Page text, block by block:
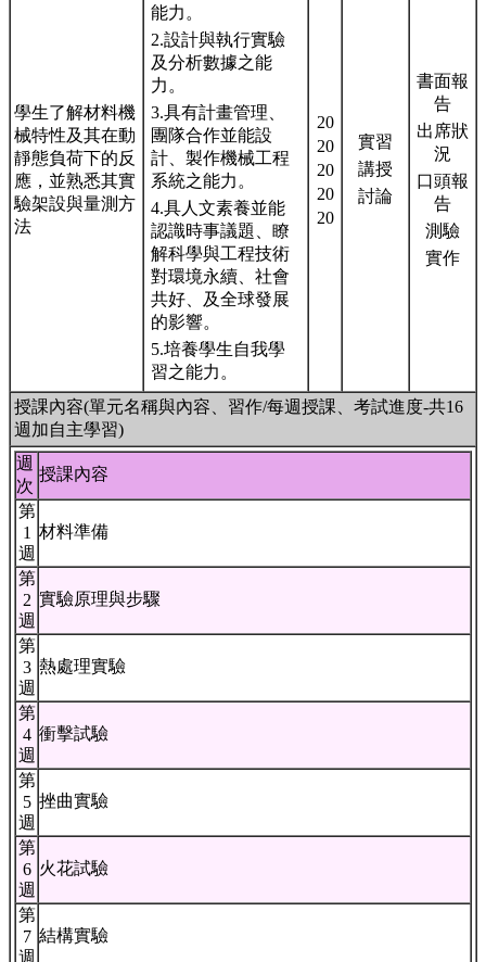
學生了解材料機
械特性及其在動
靜態負荷下的反
應，並熟悉其實
驗架設與量測方
法
能力。
2.設計與執行實驗
及分析數據之能
力。
3.具有計畫管理、
團隊合作並能設
計、製作機械工程
系統之能力。
4.具人文素養並能
認識時事議題、瞭
解科學與工程技術
對環境永續、社會
共好、及全球發展
的影響。
5.培養學生自我學
習之能力。
20
20
20
20
20
實習
講授
討論
書面報
告
出席狀
況
口頭報
告
測驗
實作
授課內容(單元名稱與內容、習作/每週授課、考試進度-共16
週加自主學習)
週
次
授課內容
第
1
週
材料準備
第
2
週
實驗原理與步驟
第
3
週
熱處理實驗
第
4
週
衝擊試驗
第
5
週
挫曲實驗
第
6
週
火花試驗
第
7
週
結構實驗